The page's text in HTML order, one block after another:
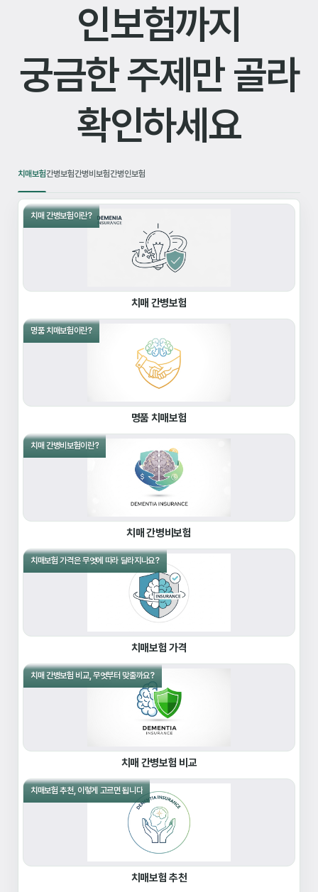
인보험까지
궁금한 주제만 골라
확인하세요
치매보험간병보험간병비보험간병인보험
치매 간병보험이란?
치매 간병보험
명품 치매보험이란?
명품 치매보험
치매 간병비보험이란?
치매 간병비보험
치매보험 가격은 무엇에 따라 달라지나요?
치매보험 가격
치매 간병보험 비교, 무엇부터 맞출까요?
치매 간병보험 비교
치매보험 추천, 이렇게 고르면 됩니다
치매보험 추천